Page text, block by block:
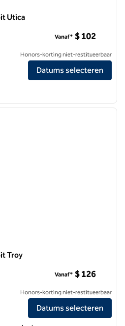
Utica
Garden Inn Detroit Utica
Vanaf* $ 102
Honors-korting niet-restitueerbaar
Datums selecteren
Troy
Garden Inn Detroit Troy
Vanaf* $ 126
Honors-korting niet-restitueerbaar
Datums selecteren